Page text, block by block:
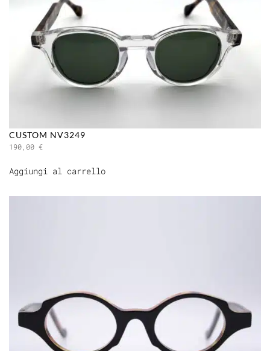
CUSTOM NV3249
190,00 €
Aggiungi al carrello